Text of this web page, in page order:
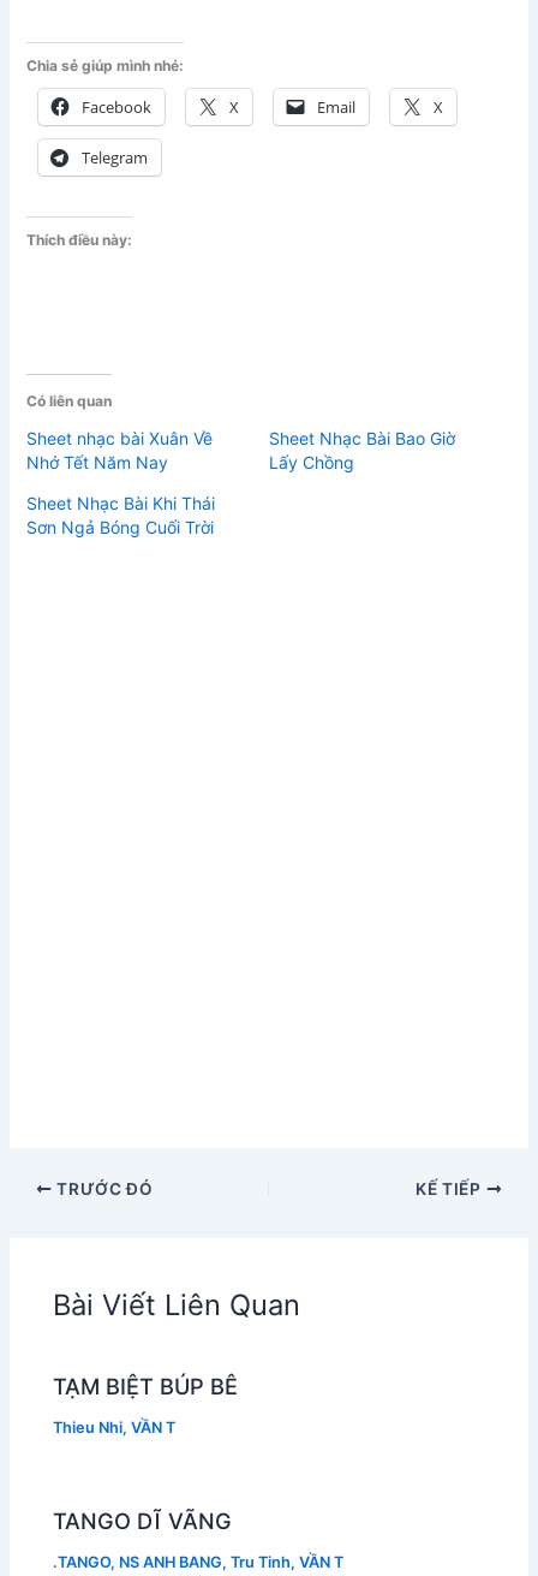
Chia sẻ giúp mình nhé:
Facebook X Email X
Telegram
Thích điều này:
Có liên quan
Sheet nhạc bài Xuân Về
Nhớ Tết Năm Nay
Sheet Nhạc Bài Bao Giờ
Lấy Chồng
Sheet Nhạc Bài Khi Thái
Sơn Ngả Bóng Cuối Trời
TRƯỚC ĐÓ KẾ TIẾP
Bài Viết Liên Quan
TẠM BIỆT BÚP BÊ
Thieu Nhi,VẦN T
TANGO DĨ VÃNG
.TANGO, NS ANH BANG,Tru Tinh,VẦN T